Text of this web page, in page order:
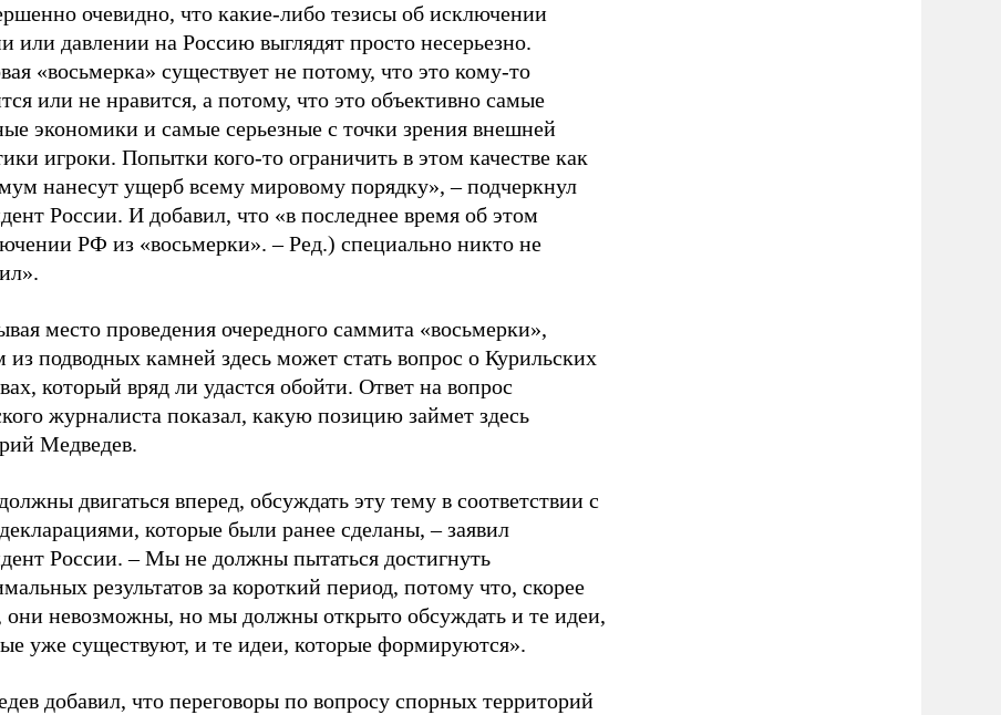
очевидно, что какие-либо тезисы об исключении
или давлении на Россию выглядят просто несерьезно.
«восьмерка» существует не потому, что это кому-то
или не нравится, а потому, что это объективно самые
экономики и самые серьезные с точки зрения внешней
игроки. Попытки кого-то ограничить в этом качестве как
нанесут ущерб всему мировому порядку», – подчеркнул
России. И добавил, что «в последнее время об этом
РФ из «восьмерки». – Ред.) специально никто не
место проведения очередного саммита «восьмерки»,
из подводных камней здесь может стать вопрос о Курильских
который вряд ли удастся обойти. Ответ на вопрос
журналиста показал, какую позицию займет здесь
Медведев.
двигаться вперед, обсуждать эту тему в соответствии с
которые были ранее сделаны, – заявил
России. – Мы не должны пытаться достигнуть
результатов за короткий период, потому что, скорее
они невозможны, но мы должны открыто обсуждать и те идеи,
уже существуют, и те идеи, которые формируются».
добавил, что переговоры по вопросу спорных территорий